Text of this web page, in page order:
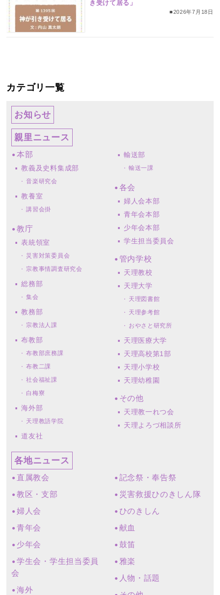
き受けて居る」
■2026年7月18日
カテゴリ一覧
お知らせ
親里ニュース
本部
教義及史料集成部
音楽研究会
教養室
講習会掛
教庁
表統領室
災害対策委員会
宗教事情調査研究会
総務部
集会
教務部
宗教法人課
布教部
布教部庶務課
布教二課
社会福祉課
白梅寮
海外部
天理教語学院
道友社
輸送部
輸送一課
各会
婦人会本部
青年会本部
少年会本部
学生担当委員会
管内学校
天理教校
天理大学
天理図書館
天理参考館
おやさと研究所
天理医療大学
天理高校第1部
天理小学校
天理幼稚園
その他
天理教一れつ会
天理よろづ相談所
各地ニュース
直属教会
教区・支部
婦人会
青年会
少年会
学生会・学生担当委員
会
海外
記念祭・奉告祭
災害救援ひのきしん隊
ひのきしん
献血
鼓笛
雅楽
人物・話題